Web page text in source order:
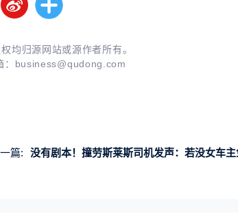
均归源网站或源作者所有。
business@qudong.com
篇: 没有剧本！撞劳斯莱斯司机发声：若没女车主免责我倾家荡产也